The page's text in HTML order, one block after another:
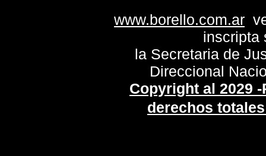
www.borello.com.ar
inscripta
la Secretaria de
Direccional
Copyright al 2029
derechos